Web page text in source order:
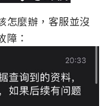
怎麼辦，客服並沒
障：